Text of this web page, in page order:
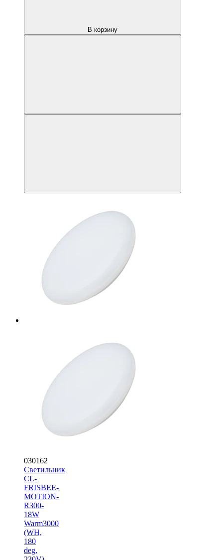
В корзину
030162
Светильник
CL-
FRISBEE-
MOTION-
R300-
18W
Warm3000
(WH,
180
deg,